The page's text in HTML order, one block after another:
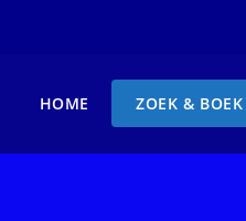
HOME ZOEK & BOEK